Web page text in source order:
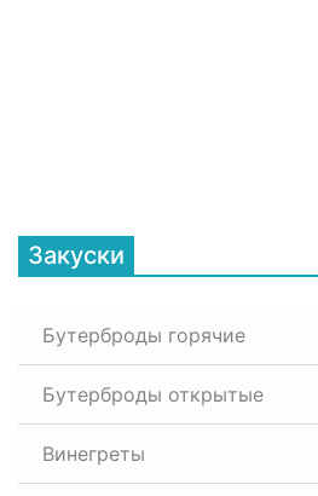
Закуски
Бутерброды горячие
Бутерброды открытые
Винегреты